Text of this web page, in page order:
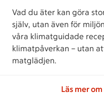
Vad du äter kan göra
själv, utan även för
våra klimatguidade
klimatpåverkan – utan
matglädjen.
Läs mer